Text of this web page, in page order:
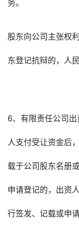
务。
股东向公司主张权
东登记抗辩的，人
6、有限责任公司
人支付受让资金后
载于公司股东名册
申请登记的，出资
行签发、记载或申